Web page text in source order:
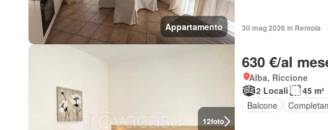
Appartamento 30 mag 2026 in Rentola
12foto
630 €/al
Alba, Riccione
2 Locali
45 m²
Balcone